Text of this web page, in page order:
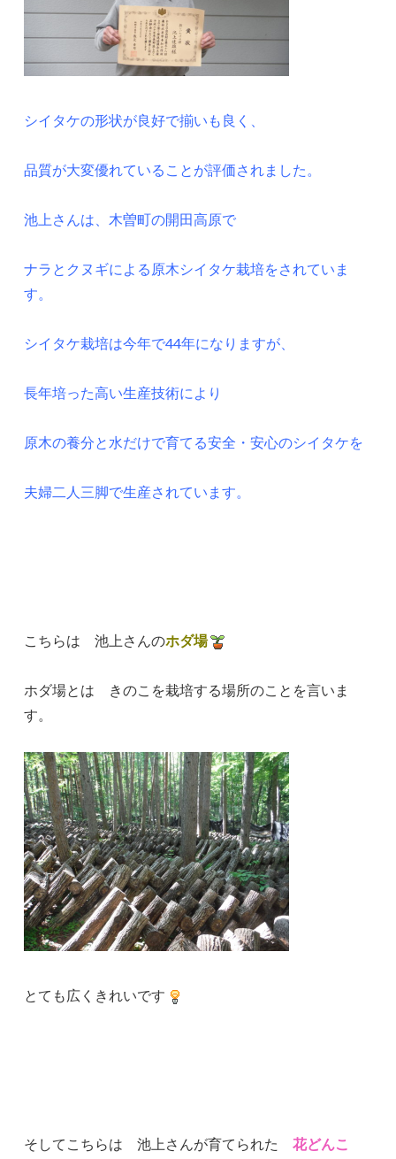
シイタケの形状が良好で揃いも良く、
品質が大変優れていることが評価されました。
池上さんは、木曽町の開田高原で
ナラとクヌギによる原木シイタケ栽培をされていま
す。
シイタケ栽培は今年で44年になりますが、
長年培った高い生産技術により
原木の養分と水だけで育てる安全・安心のシイタケを
夫婦二人三脚で生産されています。
こちらは 池上さんのホダ場
ホダ場とは きのこを栽培する場所のことを言いま
す。
とても広くきれいです
そしてこちらは 池上さんが育てられた
花どんこ